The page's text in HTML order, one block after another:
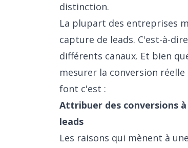
distinction.
La plupart des entreprises
capture de leads. C'est-à-
différents canaux. Et bien
mesurer la conversion
font c'est :
Attribuer des conversions
leads
Les raisons qui mènent à